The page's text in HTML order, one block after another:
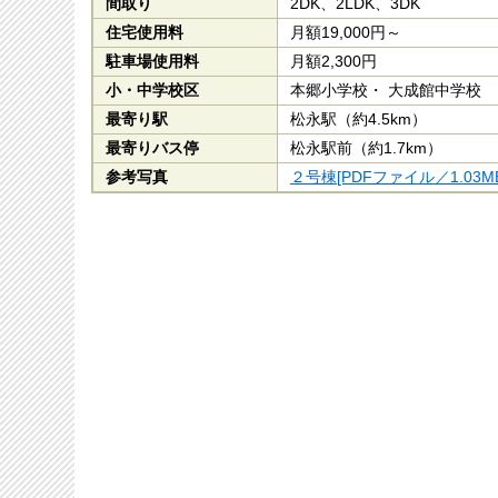
間取り
2DK、2LDK、3DK
住宅使用料
月額19,000円～
駐車場使用料
月額2,300円
小・中学校区
本郷小学校・ 大成館中学校
最寄り駅
松永駅（約4.5km）
最寄りバス停
松永駅前（約1.7km）
参考写真
２号棟[PDFファイル／